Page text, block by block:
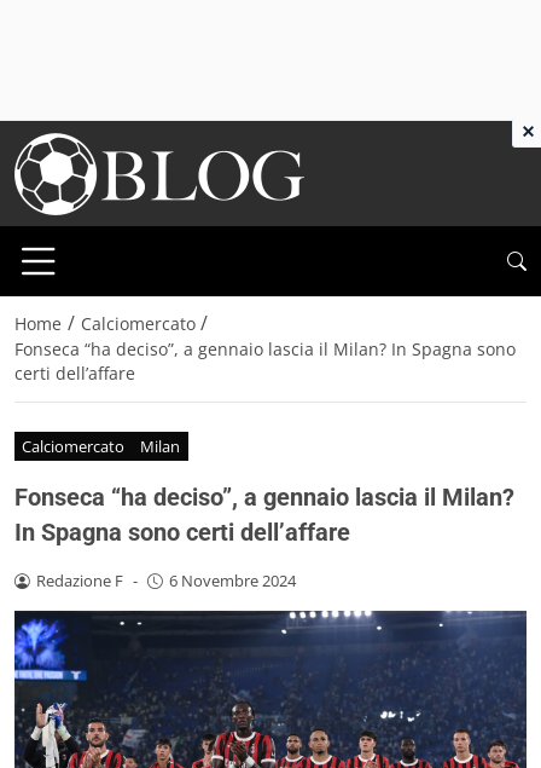
Home / Calciomercato /
Fonseca “ha deciso”, a gennaio lascia il Milan? In Spagna sono
certi dell’affare
Calciomercato Milan
Fonseca “ha deciso”, a gennaio lascia il Milan?
In Spagna sono certi dell’affare
Redazione F - 6 Novembre 2024
×